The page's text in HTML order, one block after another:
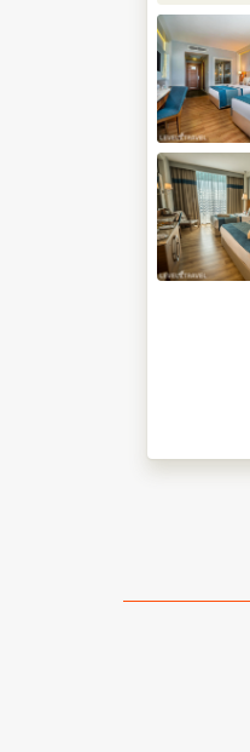
Экскурсионные туры
VIP отели 5 звезд
ТОП 10 лучших отелей 5*
ТОП 10 недорогих отелей
Лучшие отели 4* звезды
Сетевые отели ОАЭ